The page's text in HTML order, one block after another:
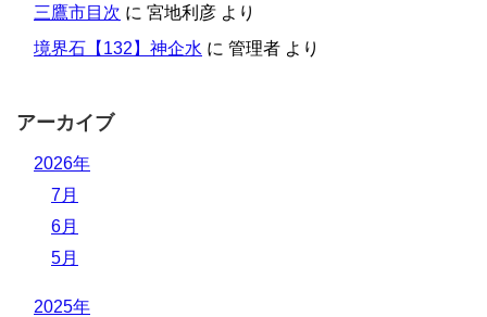
三鷹市目次 に 宮地利彦 より
境界石【132】神企水 に 管理者 より
アーカイブ
2026年
7月
6月
5月
2025年